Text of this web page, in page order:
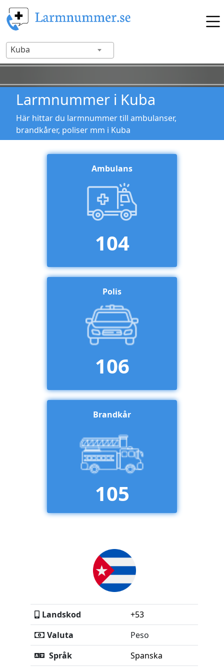
Kuba
Larmnummer i Kuba
Här hittar du larmnummer till ambulanser,
brandkårer, poliser mm i Kuba
Ambulans
104
Polis
106
Brandkår
105
Landskod
+53
Valuta
Peso
Språk
Spanska